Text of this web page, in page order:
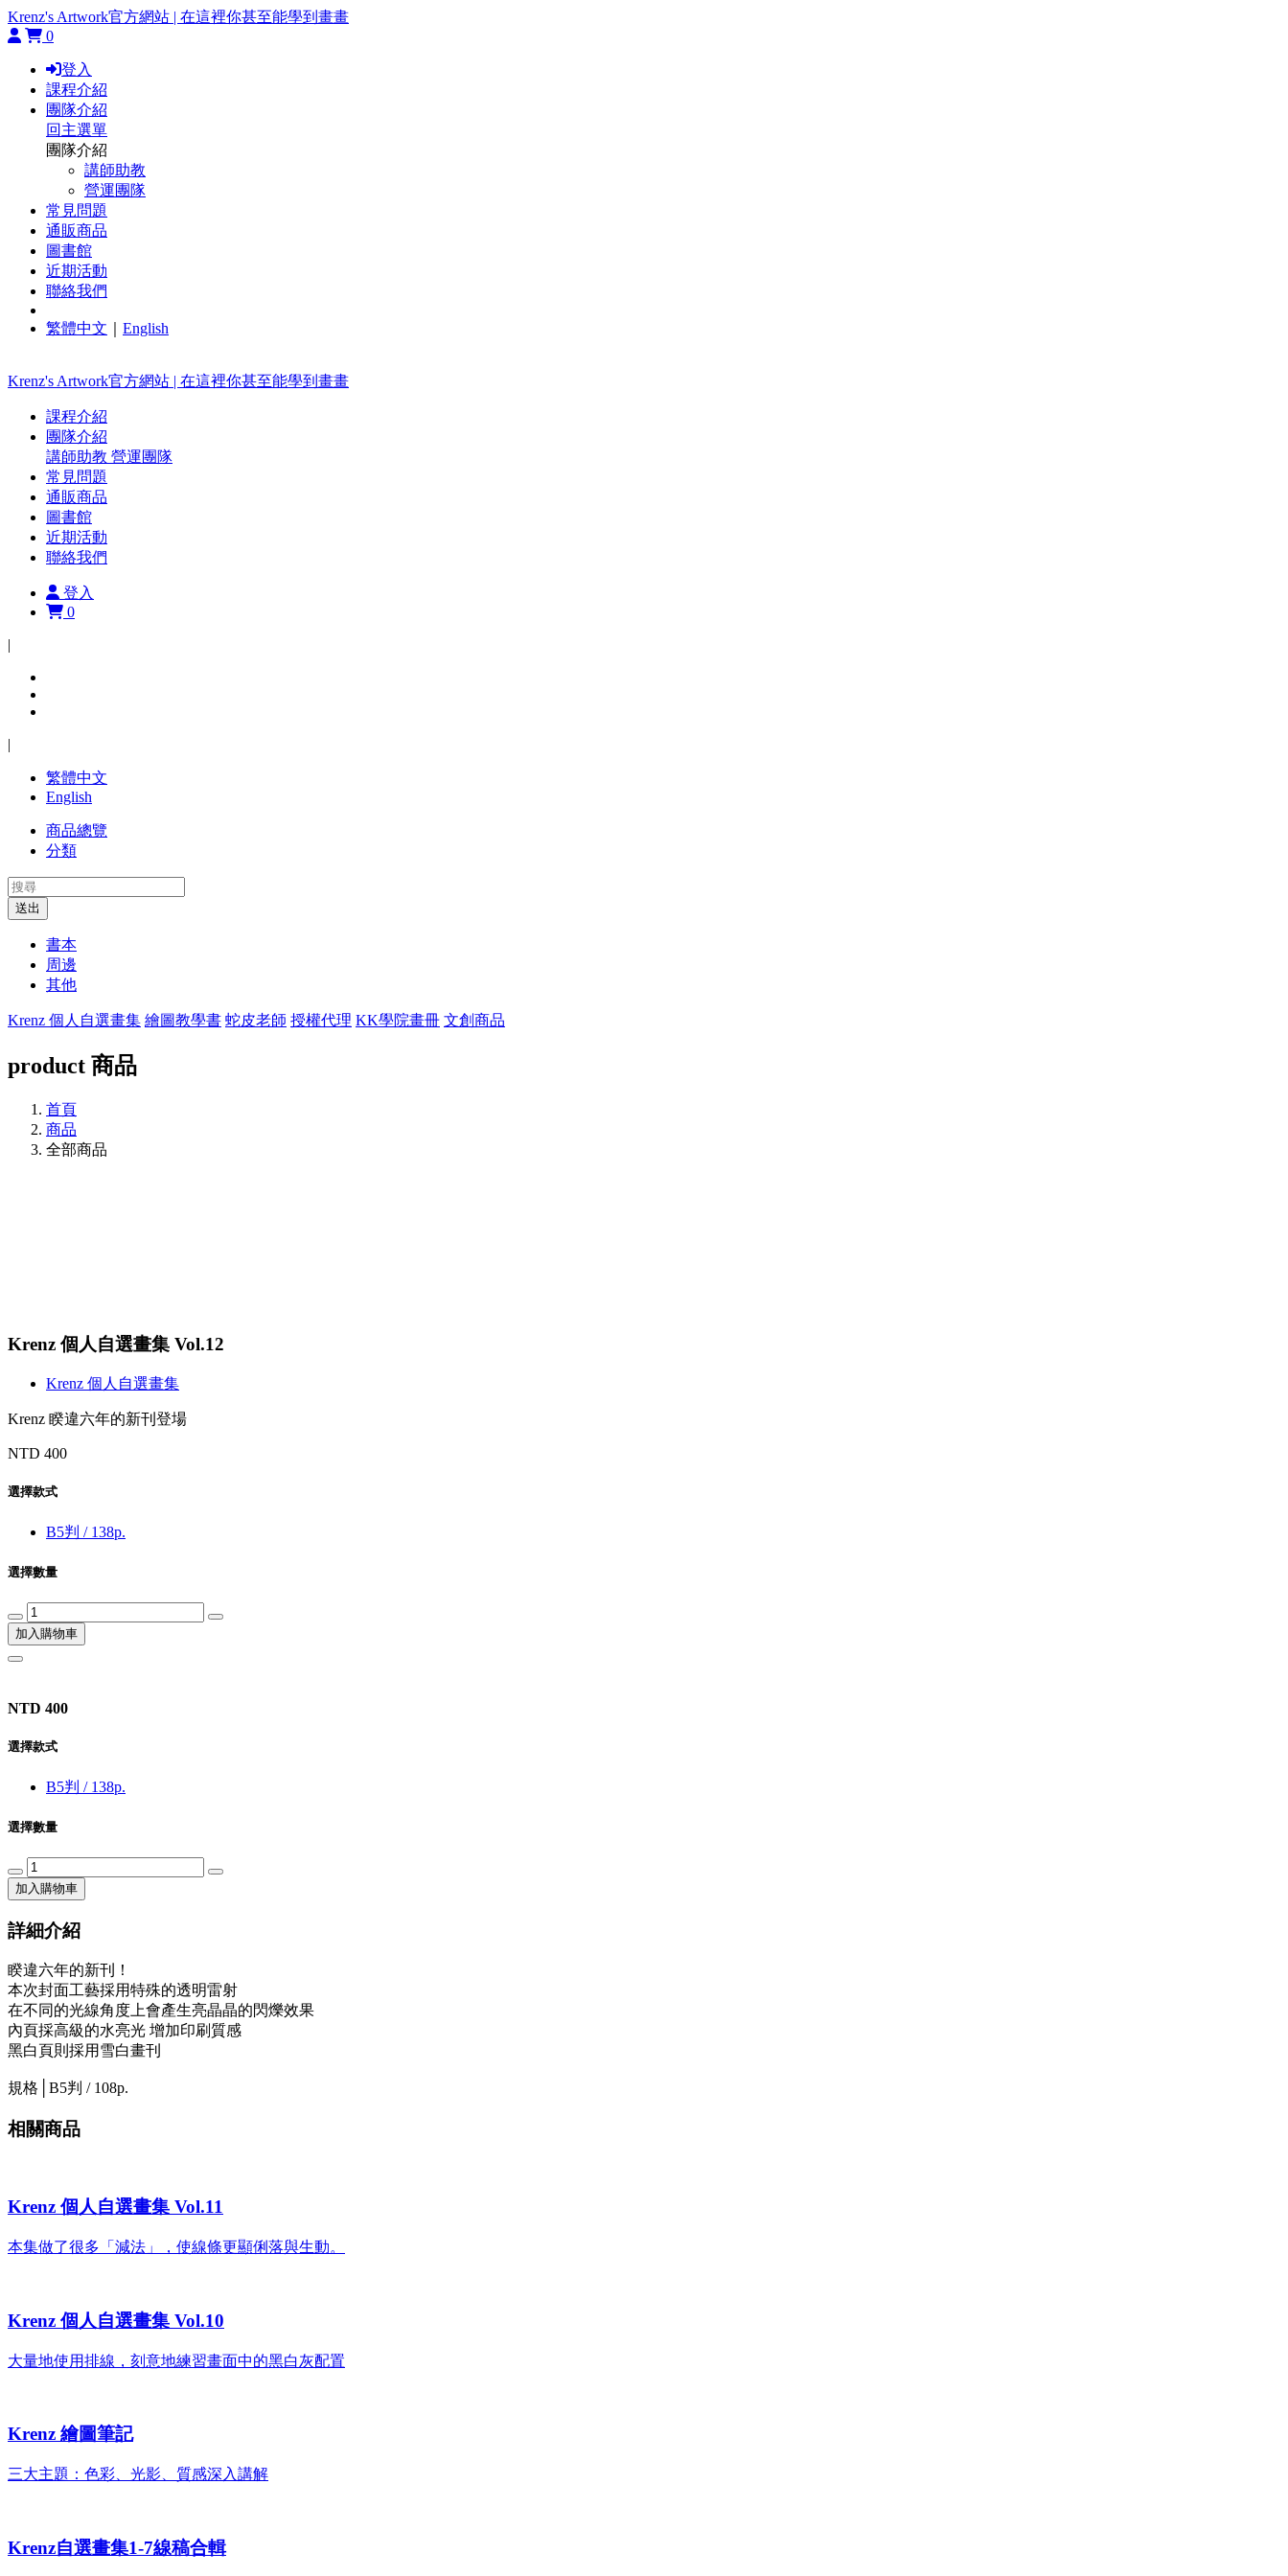
Krenz's Artwork官方網站 | 在這裡你甚至能學到畫畫
0
登入
課程介紹
團隊介紹
回主選單
團隊介紹
講師助教
營運團隊
常見問題
通販商品
圖書館
近期活動
聯絡我們
繁體中文 English
Krenz's Artwork官方網站 | 在這裡你甚至能學到畫畫
課程介紹
團隊介紹
講師助教 營運團隊
常見問題
通販商品
圖書館
近期活動
聯絡我們
登入
0
|
|
繁體中文
English
商品總覽
分類
送出
書本
周邊
其他
Krenz 個人自選畫集 繪圖教學書 蛇皮老師 授權代理 KK學院畫冊 文創商品
product 商品
首頁
商品
全部商品
Krenz 個人自選畫集 Vol.12
Krenz 個人自選畫集
Krenz 睽違六年的新刊登場
NTD 400
選擇款式
B5判 / 138p.
選擇數量
加入購物車
NTD 400
選擇款式
B5判 / 138p.
選擇數量
加入購物車
詳細介紹
睽違六年的新刊！
本次封面工藝採用特殊的透明雷射
在不同的光線角度上會產生亮晶晶的閃爍效果
內頁採高級的水亮光 增加印刷質感
黑白頁則採用雪白畫刊
規格│B5判 / 108p.
相關商品
Krenz 個人自選畫集 Vol.11
本集做了很多「減法」，使線條更顯俐落與生動。
Krenz 個人自選畫集 Vol.10
大量地使用排線，刻意地練習畫面中的黑白灰配置
Krenz 繪圖筆記
三大主題：色彩、光影、質感深入講解
Krenz自選畫集1-7線稿合輯